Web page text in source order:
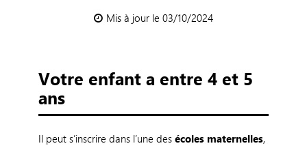
Mis à jour le 03/10/2024
Votre enfant a entre 4 et 5
ans
Il peut s’inscrire dans l’une desécoles maternelles,